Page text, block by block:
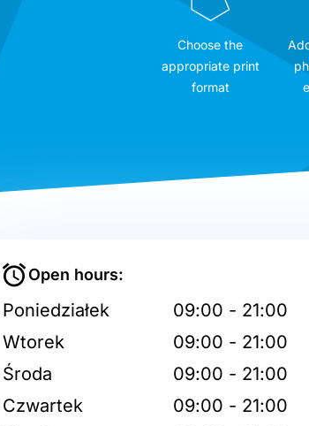
Choose the
appropriate print
format
Open hours:
Poniedziałek
09:00 - 21:00
Wtorek
09:00 - 21:00
Środa
09:00 - 21:00
Czwartek
09:00 - 21:00